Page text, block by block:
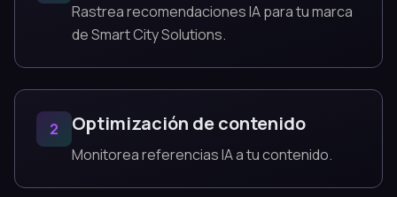
Rastrea recomendaciones IA para tu marca
de Smart City Solutions.
2 Optimización de contenido
Monitorea referencias IA a tu contenido.